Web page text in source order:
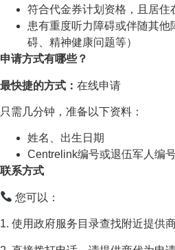
符合代金券计划资格，且居住
患有重度听力障碍或伴随其
碍、精神健康问题等）
申请方式有哪些？
最快捷的方式： 在线申请
只需几分钟，准备以下资料：
姓名、出生日期
Centrelink编号或退伍军人编
联系方式
您可以：
1. 使用政府服务目录查找附近提供